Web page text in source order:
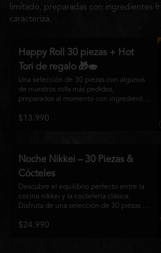
limitado, preparadas con ingredientes
caracteriza.
Happy Roll 30 piezas + Hot
Tori de regalo 🎁🍣
Una selección de 30 piezas con algunos
de nuestros rolls más pedidos,
preparados al momento con ingredientes
Matsumoto Nikkei. Una promoción
Incluye un Hot Tori de regalo (10 piezas):
crema y cebollín, frito en panko hasta
obtener un dorado perfecto y una
textura irresistible.
$13.990
Noche Nikkei – 30 Piezas &
Cócteles
Descubre el equilibrio perfecto entre la
cocina nikkei y la coctelería clásica.
Disfruta de una selección de 30 piezas
frescos, acompañadas de 2 Pisco Sour o
$24.990